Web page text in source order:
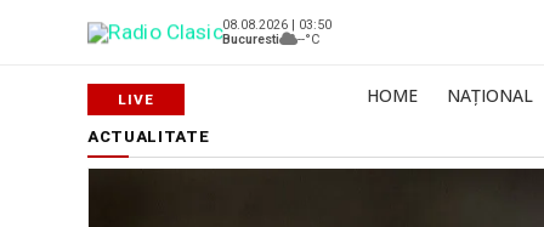
08.08.2026 | 03:50
Bucuresti
--°C
HOME NAȚIONAL
ACTUALITATE